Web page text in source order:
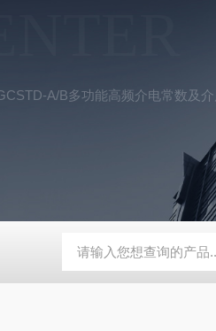
A/B多功能高频介电常数及
仪-微机控制 GCDDJ-50Kv绝缘